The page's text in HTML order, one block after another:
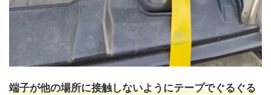
端子が他の場所に接触しないようにテープでぐるぐる